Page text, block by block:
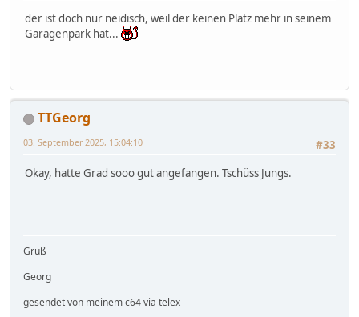
der ist doch nur neidisch, weil der keinen Platz mehr in seinem
Garagenpark hat...
TTGeorg
#33
03. September 2025, 15:04:10
Okay, hatte Grad sooo gut angefangen. Tschüss Jungs.
Gruß
Georg
gesendet von meinem c64 via telex